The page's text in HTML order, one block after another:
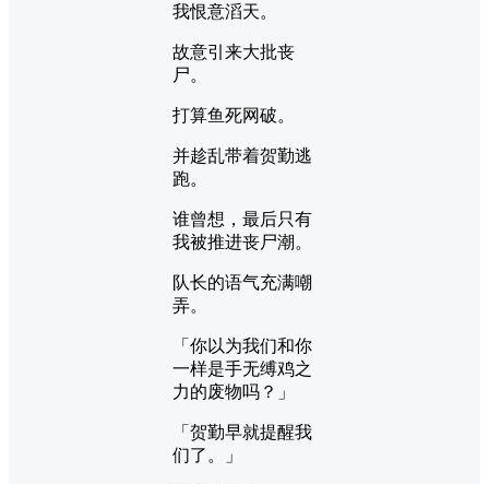
我恨意滔天。
故意引来大批丧
尸。
打算鱼死网破。
并趁乱带着贺勤逃
跑。
谁曾想，最后只有
我被推进丧尸潮。
队长的语气充满嘲
弄。
「你以为我们和你
一样是手无缚鸡之
力的废物吗？」
「贺勤早就提醒我
们了。」